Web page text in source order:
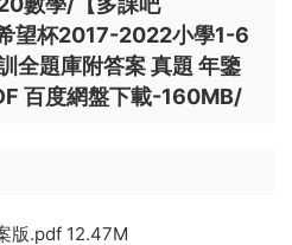
望杯2017-2022小學1-6
全題庫附答案 真題 年鑒
百度網盤下載-160MB/
版.pdf 12.47M